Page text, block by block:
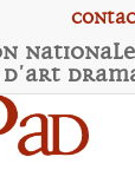
Nationale
d'Art D